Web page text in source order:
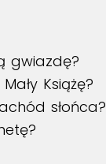
gwiazdę?
Książę?
słońca?